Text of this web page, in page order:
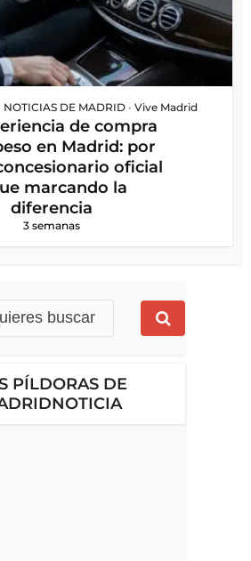
NOTICIAS DE MADRID • Vive Madrid
de compra
en Madrid: por
oficial
marcando la
diferencia
3 semanas
PÍLDORAS DE